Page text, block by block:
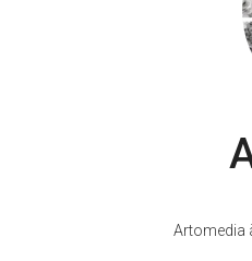
Artomedia